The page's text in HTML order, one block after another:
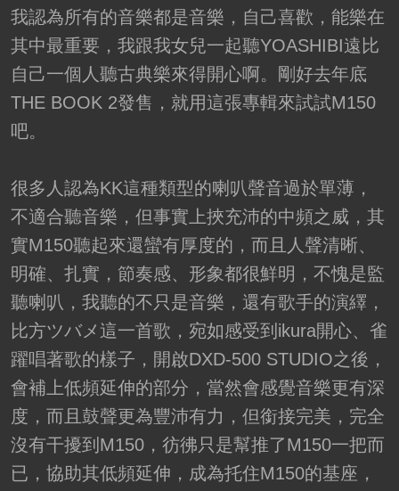
我認為所有的音樂都是音樂，自己喜歡，能樂在
其中最重要，我跟我女兒一起聽YOASHIBI遠比
自己一個人聽古典樂來得開心啊。剛好去年底
THE BOOK 2發售，就用這張專輯來試試M150
吧。
很多人認為KK這種類型的喇叭聲音過於單薄，
不適合聽音樂，但事實上挾充沛的中頻之威，其
實M150聽起來還蠻有厚度的，而且人聲清晰、
明確、扎實，節奏感、形象都很鮮明，不愧是監
聽喇叭，我聽的不只是音樂，還有歌手的演繹，
比方ツバメ這一首歌，宛如感受到ikura開心、雀
躍唱著歌的樣子，開啟DXD-500 STUDIO之後，
會補上低頻延伸的部分，當然會感覺音樂更有深
度，而且鼓聲更為豐沛有力，但銜接完美，完全
沒有干擾到M150，彷彿只是幫推了M150一把而
已，協助其低頻延伸，成為托住M150的基座，